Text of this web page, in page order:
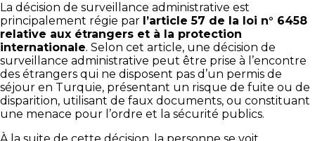
La décision de surveillance administrative est
principalement régie par l’article 57 de la loi n° 6458
relative aux étrangers et à la protection
internationale. Selon cet article, une décision de
surveillance administrative peut être prise à l’encontre
des étrangers qui ne disposent pas d’un permis de
séjour en Turquie, présentant un risque de fuite ou de
disparition, utilisant de faux documents, ou constituant
une menace pour l’ordre et la sécurité publics.